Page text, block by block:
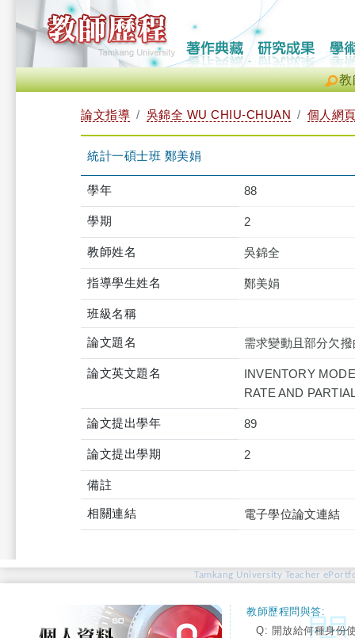
教
論文指導 吳錦全 WU CHIU-CHUAN 個人網
統計一碩士班 鄭美娟
學年 88
學期 2
教師姓名 吳錦全
指導學生姓名 鄭美娟
班級名稱
論文題名 需求變動且部分欠
論文英文題名
INVENTORY
RATE AND
論文提出學年 89
論文提出學期 2
備註
相關連結 電子學位論文連結
Tamkang University Teacher
教師歷程問與答:
Q: 開放給何種身份